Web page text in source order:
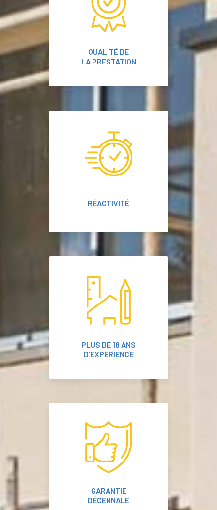
QUALITÉ DE
LA PRESTATION
RÉACTIVITÉ
PLUS DE 18 ANS
D'EXPÉRIENCE
GARANTIE
DÉCENNALE